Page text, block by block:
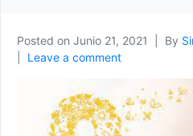
Posted on Junio 21, 2021 By
Leave a comment